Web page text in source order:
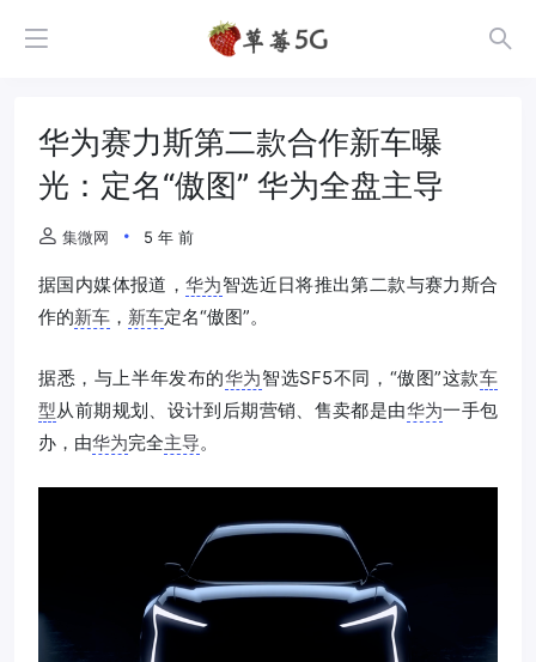
华为赛力斯第二款合作新车曝
光：定名“傲图” 华为全盘主导
集微网 5 年 前
据国内媒体报道， 华为智选近日将推出第二款与赛力斯合
作的新车 ， 新车定名“傲图”。
据悉，与上半年发布的华为智选SF5不同，“傲图”这款车
型从前期规划、设计到后期营销、售卖都是由华为一手包
办，由华为完全主导。